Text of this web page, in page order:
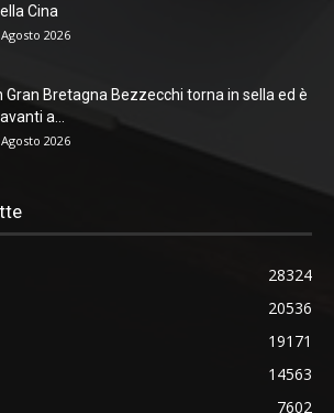
Cina
2026
Gran Bretagna Bezzecchi torna in sella ed è
a...
2026
28324
20536
19171
14563
7602